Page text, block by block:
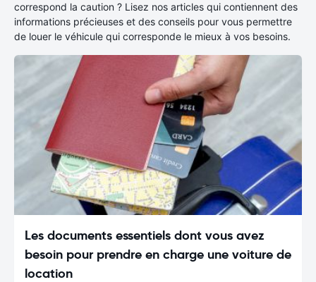
correspond la caution ? Lisez nos articles qui contiennent des
informations précieuses et des conseils pour vous permettre
de louer le véhicule qui corresponde le mieux à vos besoins.
Les documents essentiels dont vous avez
besoin pour prendre en charge une voiture de
location